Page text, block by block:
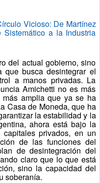
Vicioso: De Martínez
a la Industria
del actual gobierno, sino
que busca desintegrar el
a manos privadas. La
Amichetti no es más
amplia que ya se ha
Casa de Moneda, que ha
la estabilidad y la
ahora está bajo la
privados, en un
de las funciones del
de desintegración del
claro que lo que está
sino la capacidad del
soberanía.